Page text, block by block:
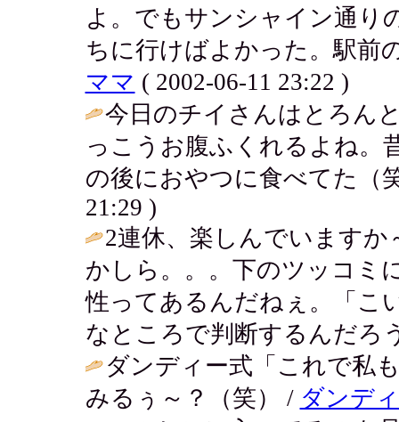
よ。でもサンシャイン通り
ちに行けばよかった。駅前
ママ ( 2002-06-11 23:22 )
今日のチイさんはとろん
っこうお腹ふくれるよね。
の後におやつに食べてた（
21:29 )
2連休、楽しんでいます
かしら。。。下のツッコミ
性ってあるんだねぇ。「こ
なところで判断するんだろ
ダンディー式「これで私
みるぅ～？（笑） / ダンデ